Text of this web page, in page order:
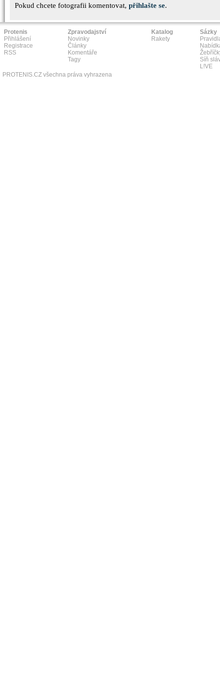
Pokud chcete fotografii komentovat, přihlašte se.
Protenis
Přihlášení
Registrace
RSS
Zpravodajství
Novinky
Články
Komentáře
Tagy
Katalog
Rakety
Sázky
Síň
L!VE
PROTENIS.CZ všechna práva vyhrazena